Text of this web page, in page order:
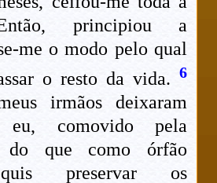
principiou a
me o modo pelo qual
o resto da vida. 6
irmãos deixaram
comovido pela
do que como órfão
preservar os